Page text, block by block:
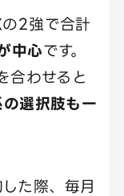
2強で合計
中心です。
わせると
選択肢も一
た際、毎月